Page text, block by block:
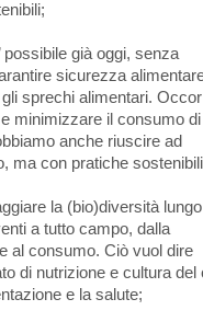
possibile già oggi, senza
sicurezza
sprechi alimentari.
minimizzare il consumo
anche riuscire ad
ma con pratiche
la (bio)diversità
a tutto campo, dalla
al consumo. Ciò vuol dire
di nutrizione e cultura del
e la salute;